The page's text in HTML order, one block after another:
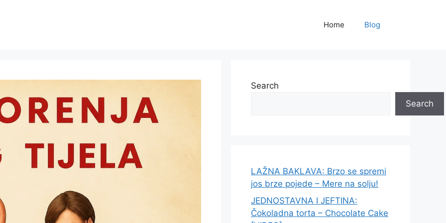
Home Blog
Search
Search
LAŽNA BAKLAVA: Brzo se spremi
jos brze pojede – Mere na solju!
JEDNOSTAVNA I JEFTINA:
Čokoladna torta – Chocolate Cake